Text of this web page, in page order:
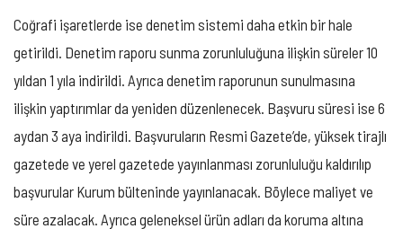
Coğrafi işaretlerde ise denetim sistemi daha etkin bir hale
getirildi. Denetim raporu sunma zorunluluğuna ilişkin süreler 10
yıldan 1 yıla indirildi. Ayrıca denetim raporunun sunulmasına
ilişkin yaptırımlar da yeniden düzenlenecek. Başvuru süresi ise 6
aydan 3 aya indirildi. Başvuruların Resmi Gazete’de, yüksek tirajlı
gazetede ve yerel gazetede yayınlanması zorunluluğu kaldırılıp
başvurular Kurum bülteninde yayınlanacak. Böylece maliyet ve
süre azalacak. Ayrıca geleneksel ürün adları da koruma altına